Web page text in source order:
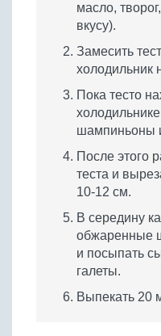
масло,
вкусу).
Замесить
холодильник
Пока тесто
шампиньоны
После этого
теста и
10-12 см.
В середину
обжаренные
и посыпать
галеты.
Выпекать 20